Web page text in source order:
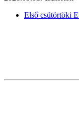
Első csütörtöki